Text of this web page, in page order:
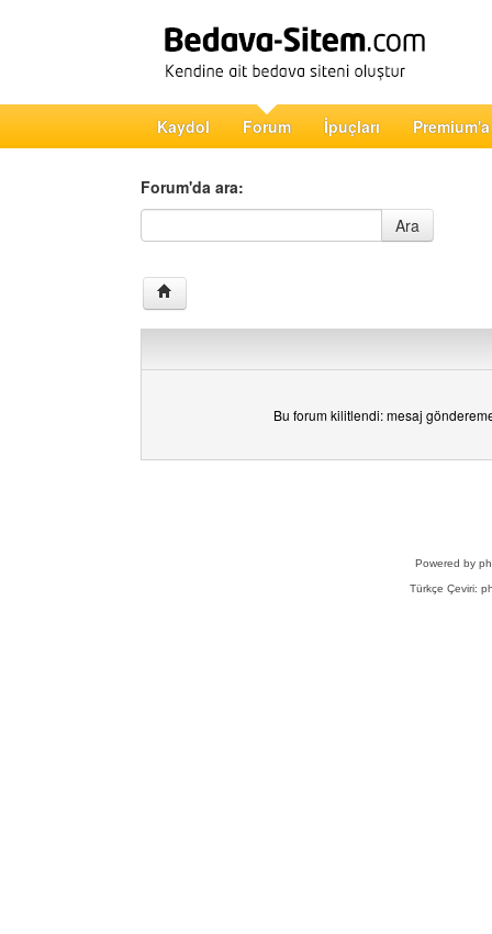
Kaydol Forum İpuçları
Forum'da ara:
Forum'da ara
Ara
Bu forum kilitlendi: mesaj
Powered by
Türkçe Çeviri: